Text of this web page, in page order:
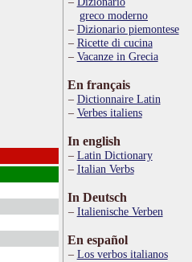
greco moderno
Dizionario piemontese
Ricette di cucina
Vacanze in Grecia
En français
Dictionnaire Latin
Verbes italiens
In english
Latin Dictionary
Italian Verbs
In Deutsch
Italienische Verben
En español
Los verbos italianos